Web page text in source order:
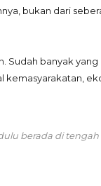
bukan dari
Sudah banyak
kemasyarakatan,
berada di